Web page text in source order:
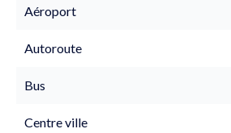
Aéroport
Autoroute
Bus
Centre ville